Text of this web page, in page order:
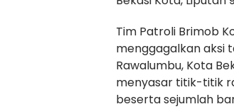
Tim Patroli Brimob
menggagalkan aksi
Rawalumbu, Kota
menyasar titik-titik
beserta sejumlah